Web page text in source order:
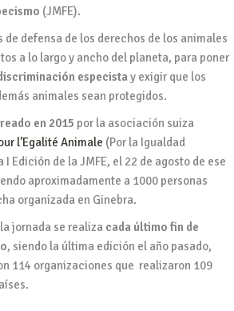
(JMFE).
de defensa de los derechos de los animales
a lo largo y ancho del planeta, para poner
especistay exigir que los
animales sean protegidos.
en 2015 por la asociación suiza
l’Egalité Animale (Por la Igualdad
I Edición de la JMFE, el 22 de agosto de ese
aproximadamente a 1000 personas
organizada en Ginebra.
jornada se realiza cada último fin de
, siendo la última edición el año pasado,
114 organizaciones que realizaron 109